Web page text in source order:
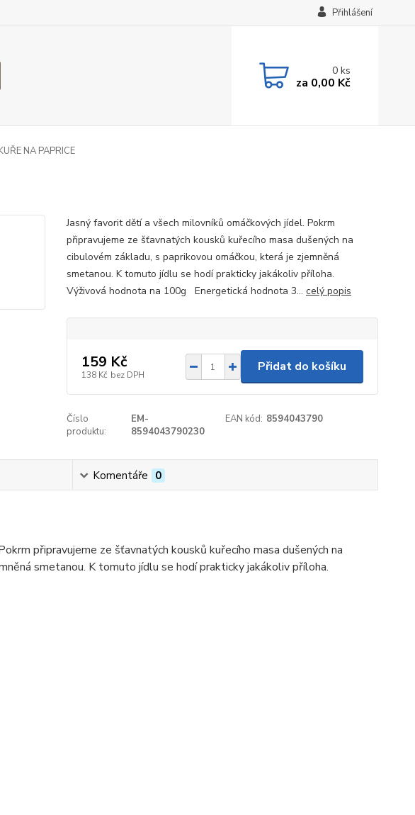
Přihlášení
0ks
za 0,00 Kč
NA PAPRICE
Jasný favorit dětí a všech milovníků omáčkových jídel. Pokrm
připravujeme ze šťavnatých kousků kuřecího masa dušených na
cibulovém základu, s paprikovou omáčkou, která je zjemněná
smetanou. K tomuto jídlu se hodí prakticky jakákoliv příloha.
Výživová hodnota na 100g Energetická hodnota 3... celý popis
159 Kč
138 Kč bez DPH
Přidat do košíku
Číslo
produktu:
EM-
8594043790230
EAN kód: 8594043790
Komentáře 0
připravujeme ze šťavnatých kousků kuřecího masa dušených na
smetanou. K tomuto jídlu se hodí prakticky jakákoliv příloha.